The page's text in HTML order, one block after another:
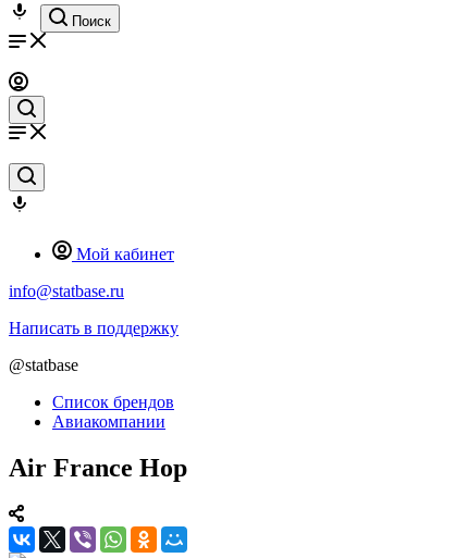
Поиск
Мой кабинет
info@statbase.ru
Написать в поддержку
@statbase
Список брендов
Авиакомпании
Air France Hop